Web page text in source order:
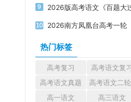
2026南方凤凰台高考一轮
热门标签
高考复习 高考语文复
高考语文真题
高考语文二
高一语文
高三语文